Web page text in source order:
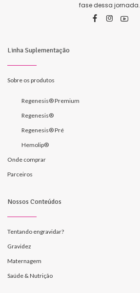
fase dessa jornada.
Linha Suplementação
Sobre os produtos
Regenesis® Premium
Regenesis®
Regenesis® Pré
Hemolip®
Onde comprar
Parceiros
Nossos Conteúdos
Tentando engravidar?
Gravidez
Maternagem
Saúde & Nutrição